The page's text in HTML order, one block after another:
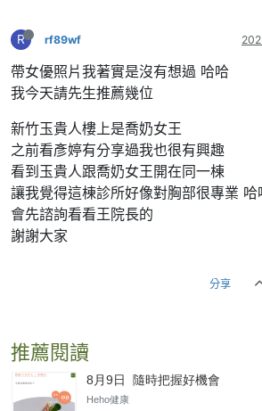
R rf89wf
帶女優照片我著實是沒有想過 哈哈
我今天請先生推薦幾位
新竹玉貴人樓上是喬奶女王
之前看彥婷有分享過我也很有興趣
看到玉貴人跟喬奶女王開在同一棟
讓我覺得這棟診所好像對胸部很專業 哈
會先諮詢看看王院長的
謝謝大家
分享
推薦閱讀